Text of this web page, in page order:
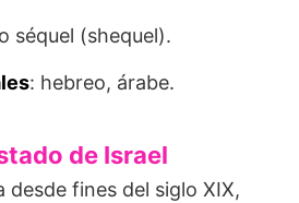
séquel (shequel).
: hebreo, árabe.
de Israel
desde fines del siglo XIX,